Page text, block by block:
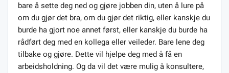
bare å sette deg ned og gjøre jobben din, uten å lure på
om du gjør det bra, om du gjør det riktig, eller kanskje du
burde ha gjort noe annet først, eller kanskje du burde ha
rådført deg med en kollega eller veileder. Bare lene deg
tilbake og gjøre. Dette vil hjelpe deg med å få en
arbeidsholdning. Og da vil det være mulig å konsultere,